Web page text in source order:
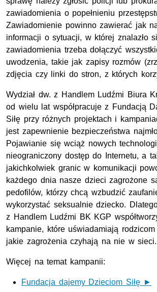
zawiadomienia o popełnieniu
Zawiadomienie powinno zawierać jak
informacji o sytuacji, w której znalazło
zawiadomienia trzeba dołączyć
uwodzenia, takie jak zapisy rozmów
zdjęcia czy linki do stron, z których
Wydział dw. z Handlem Ludźmi Biura
od wielu lat współpracuje z Fundacją
Siłę przy różnych projektach i
jest zapewnienie bezpieczeństwa
Pojawianie się wciąż nowych
nieograniczony dostęp do Internetu, a
jakichkolwiek granic w komunikacji
każdego dnia nasze dzieci zagrożone
pedofilów, którzy chcą wzbudzić
wykorzystać seksualnie dziecko.
z Handlem Ludźmi BK KGP
kampanie, które uświadamiają rodzicom
jakie zagrożenia czyhają na nie w sieci.
Więcej na temat kampanii:
Fundacja dajemy Dzieciom Siłę ►